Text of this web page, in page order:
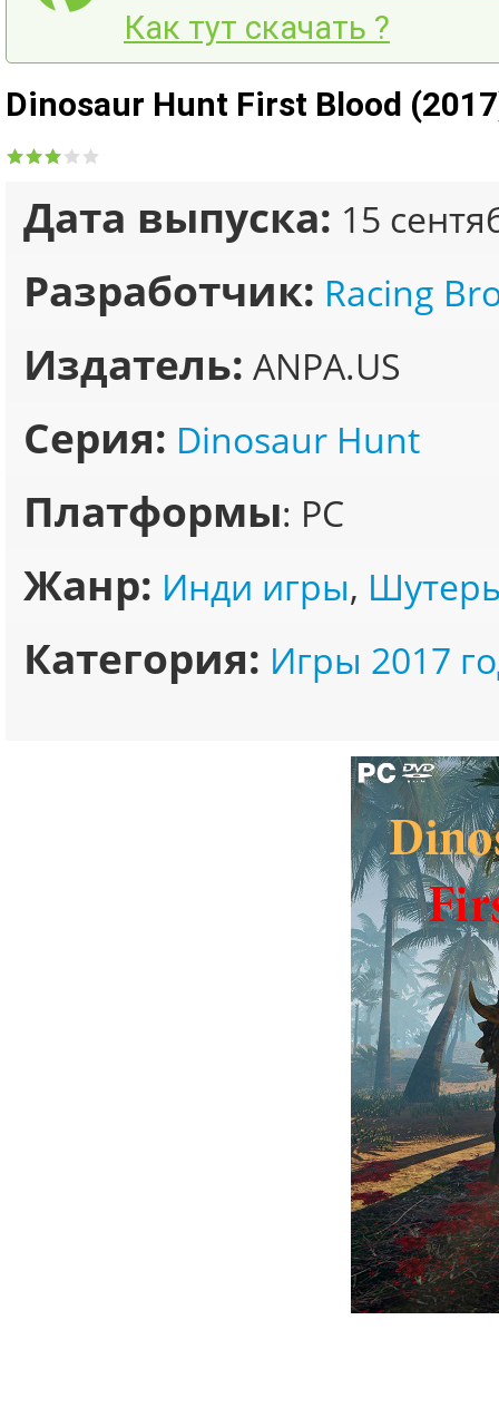
Как тут скачать ?
Dinosaur Hunt First Blood
Дата выпуска: 15
Разработчик: Racing
Издатель: ANPA.US
Серия: Dinosaur Hunt
Платформы: PC
Жанр: Инди игры,
Категория: Игры 2017